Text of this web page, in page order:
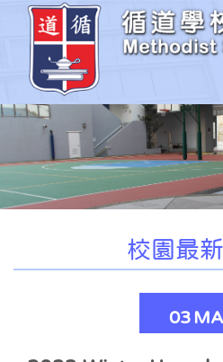
校園最
03